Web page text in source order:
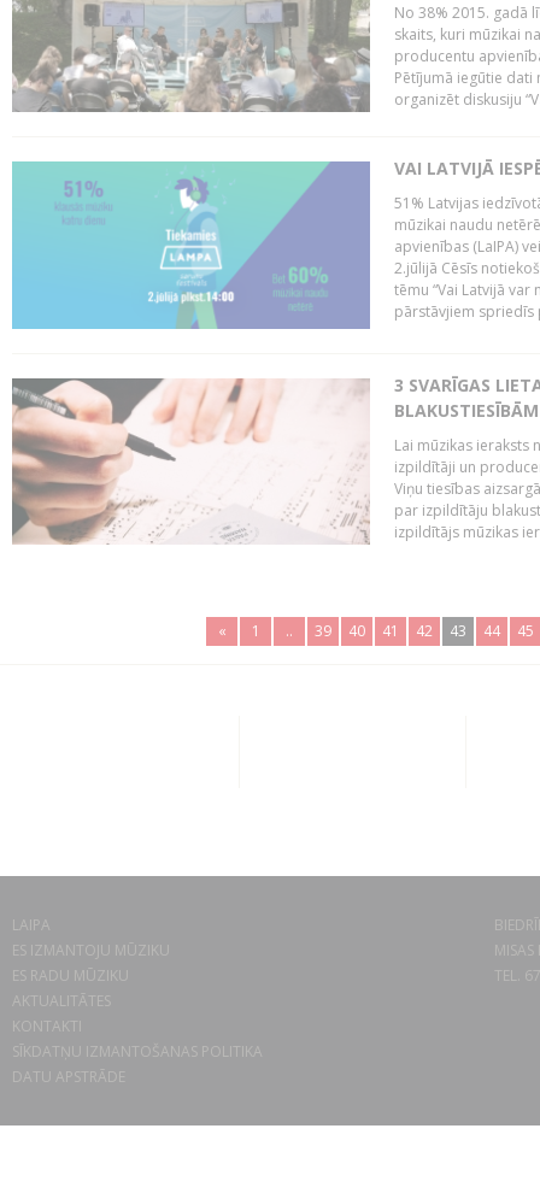
No 38% 2015. gadā
skaits, kuri mūzikai
producentu
Pētījumā iegūtie dati
organizēt diskusiju
VAI LATVIJĀ
51% Latvijas
mūzikai naudu
apvienības (LaIPA)
2.jūlijā Cēsīs
tēmu “Vai Latvijā
pārstāvjiem spriedīs
3 SVARĪGAS
BLAKUSTIESĪBĀM
Lai mūzikas ieraksts
izpildītāji un
Viņu tiesības
par izpildītāju
izpildītājs mūzikas
« 1 .. 39 40 41 42 43 44 45
LAIPA
ES IZMANTOJU MŪZIKU
ES RADU MŪZIKU
AKTUALITĀTES
KONTAKTI
SĪKDATŅU IZMANTOŠANAS POLITIKA
DATU APSTRĀDE
TEL.